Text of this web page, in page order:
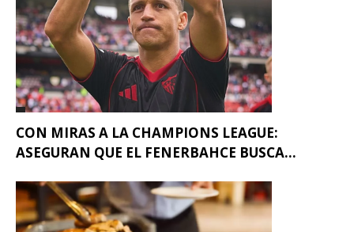
CON MIRAS A LA CHAMPIONS LEAGUE:
ASEGURAN QUE EL FENERBAHCE BUSCA...